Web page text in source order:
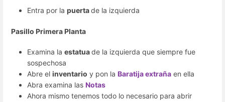
Entra por la puertade la izquierda
Pasillo Primera Planta
Examina la estatuade la izquierda que siempre fue
sospechosa
Abre el inventario y pon la Baratija extraña en ella
Abra examina las Notas
Ahora mismo tenemos todo lo necesario para abrir